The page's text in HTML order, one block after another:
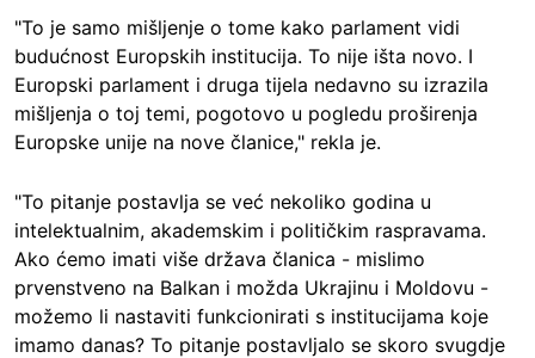
"To je samo mišljenje o tome kako parlament vidi
budućnost Europskih institucija. To nije išta novo. I
Europski parlament i druga tijela nedavno su izrazila
mišljenja o toj temi, pogotovo u pogledu proširenja
Europske unije na nove članice," rekla je.
"To pitanje postavlja se već nekoliko godina u
intelektualnim, akademskim i političkim raspravama.
Ako ćemo imati više država članica - mislimo
prvenstveno na Balkan i možda Ukrajinu i Moldovu -
možemo li nastaviti funkcionirati s institucijama koje
imamo danas? To pitanje postavljalo se skoro svugdje